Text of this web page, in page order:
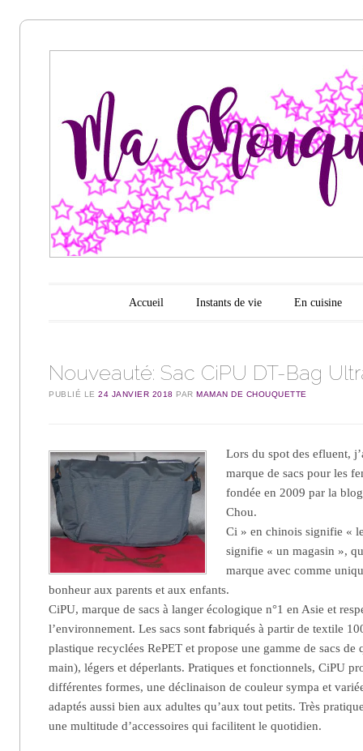
Ma
chouquette
d'amour
Menu principal
Aller au contenu
Accueil Instants de vie En cuisine
Nouveauté: Sac CiPU DT-Bag
PUBLIÉ LE24 JANVIER 2018 PARMAMAN DE CHOUQUETTE
Lors du spot des efluent,
marque de sacs pour les
fondée en 2009 par la
Chou.
Ci » en chinois signifie «
signifie « un magasin »,
marque avec comme
bonheur aux parents et aux enfants.
CiPU, marque de sacs à langer écologique n°1 en Asie et
l’environnement. Les sacs sontfabriqués à partir de textile
plastique recyclées RePET et propose une gamme de sacs
main), légers et déperlants. Pratiques et fonctionnels, CiPU
différentes formes, une déclinaison de couleur sympa et
adaptés aussi bien aux adultes qu’aux tout petits. Très
une multitude d’accessoires qui facilitent le quotidien.